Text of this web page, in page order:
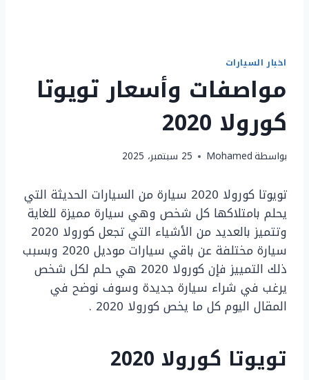
اخبار السيارات
مواصفات وأسعار تويوتا
كورولا 2020
بواسطةMohamed 25 سبتمبر، 2025
تويوتا كورولا 2020 سيارة من السيارات الحديثة التي
يحلم بامتلاكها كل شخص وهي سيارة مميزة للغاية
وتتميز بالعديد من الأشياء التي تجعل كورولا 2020
سيارة مختلفة عن باقي سيارات موديل 2020 وبسبب
ذلك التمييز فإن كورولا 2020 هي حلم لكل شخص
يرغب في شراء سيارة جديدة وسوف نوضح في
المقال اليوم كل ما يخص كورولا 2020 .
تويوتا كورولا 2020